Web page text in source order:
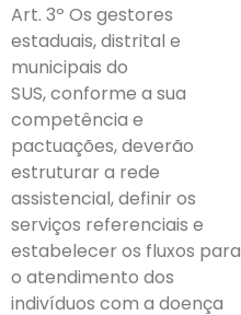
Art. 3º Os gestores
estaduais, distrital e
municipais do
SUS, conforme a sua
competência e
pactuações, deverão
estruturar a rede
assistencial, definir os
serviços referenciais e
estabelecer os fluxos para
o atendimento dos
indivíduos com a doença